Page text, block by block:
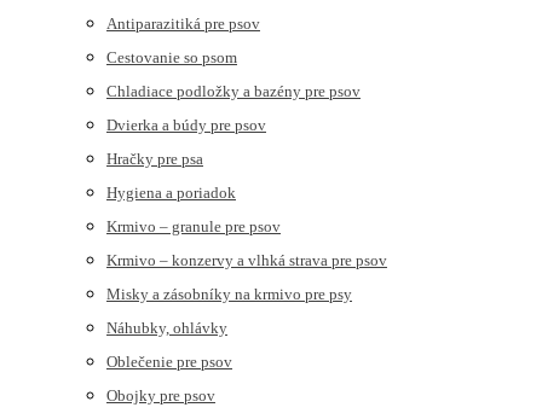
Antiparazitiká pre psov
Cestovanie so psom
Chladiace podložky a bazény pre psov
Dvierka a búdy pre psov
Hračky pre psa
Hygiena a poriadok
Krmivo – granule pre psov
Krmivo – konzervy a vlhká strava pre psov
Misky a zásobníky na krmivo pre psy
Náhubky, ohlávky
Oblečenie pre psov
Obojky pre psov